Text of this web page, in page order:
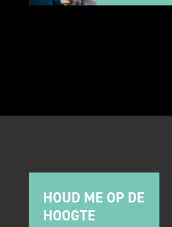
HOUD ME OP DE
HOOGTE